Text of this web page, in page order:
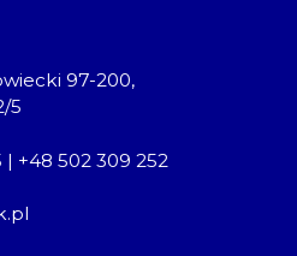
97-200,
5
| +48 502 309 252